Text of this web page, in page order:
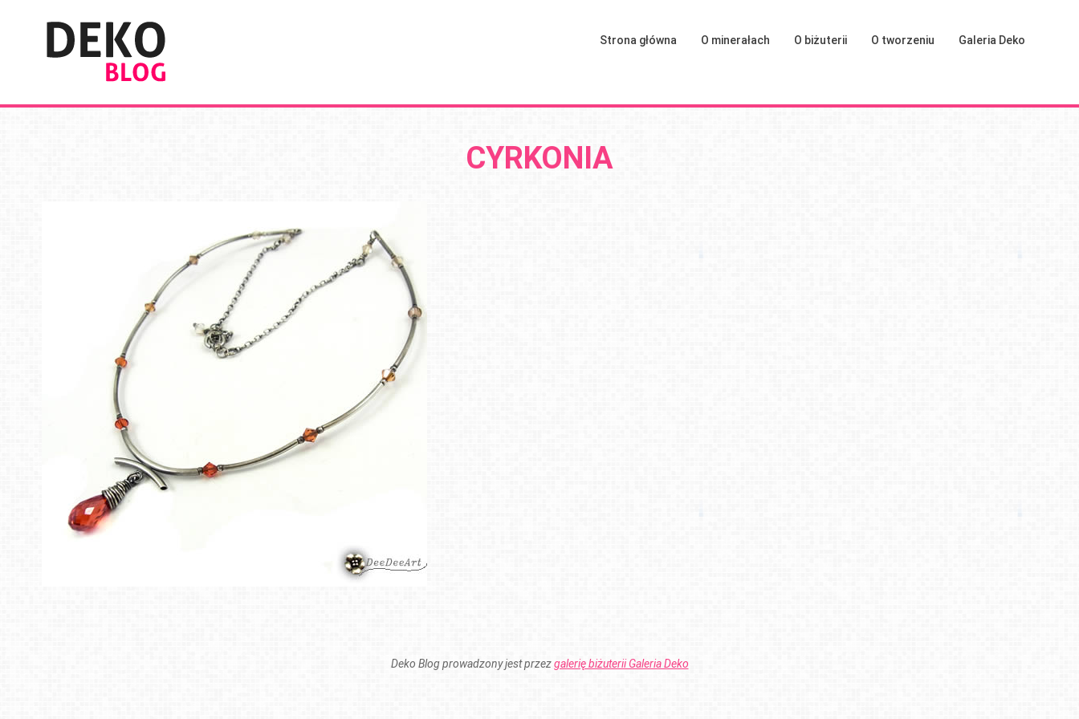
Strona główna O minerałach O biżuterii O tworzeniu Galeria Deko
CYRKONIA
Deko Blog prowadzony jest przezgalerię biżuterii Galeria Deko